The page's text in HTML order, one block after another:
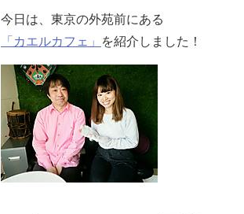
今日は、東京の外苑前にある
「カエルカフェ」 を紹介しました！